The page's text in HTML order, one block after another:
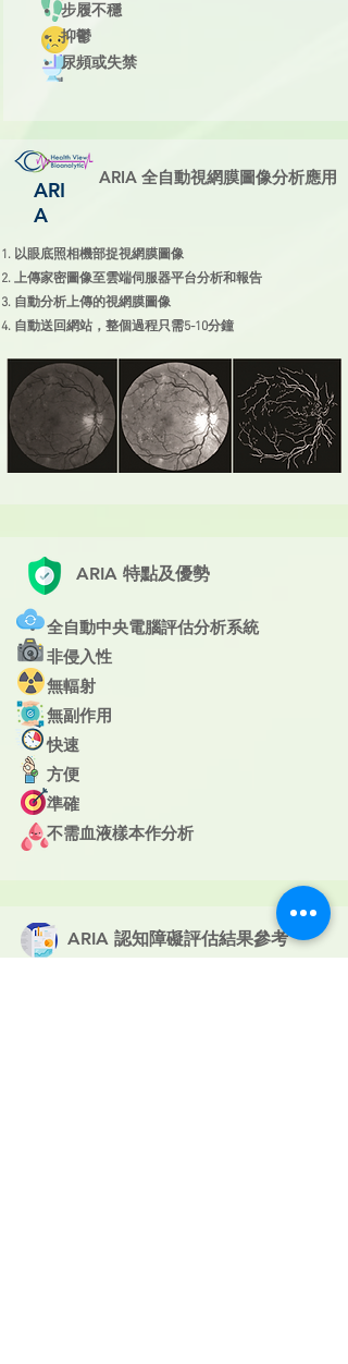
步履不穩
抑鬱
​尿頻或失禁
ARI
A
ARIA 全自動視網膜圖像分析應用
以眼底照相機部捉視網膜圖像
上傳家密圖像至雲端伺服器平台分析和報告
自動分析上傳的視網膜圖像
​自動送回網站，整個過程只需5-10分鐘
ARIA 特點及優勢
全自動中央電腦評估分析系統
非侵入性
無輻射
​無副作用
快速
方便
準確
不需血液樣本作分析
ARIA 認知障礙評估結果參考